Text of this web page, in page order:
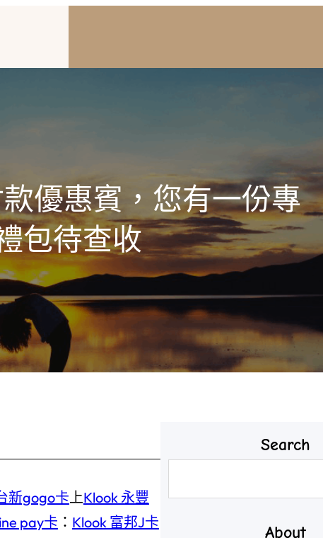
優惠賓，您有一份專
包待查收
新gogo卡上Klook 永豐
pay卡 ： Klook 富邦J卡
Search
尋
About